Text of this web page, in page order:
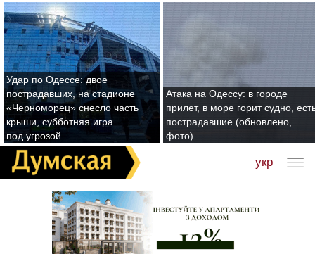
Удар по Одессе: двое
пострадавших, на стадионе
«Черноморец» снесло часть
крыши, субботняя игра
под угрозой
Атака на Одессу: в городе
прилет, в море горит судно,
пострадавшие (обновлено,
фото)
укр